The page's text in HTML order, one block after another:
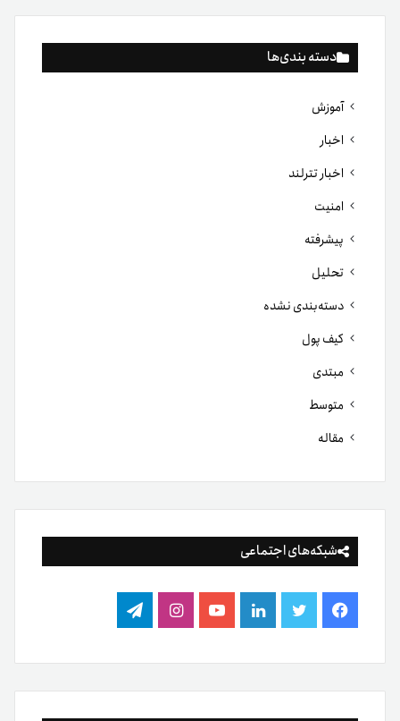
دسته بندی‌ها
آموزش
اخبار
اخبار تترلند
امنیت
پیشرفته
تحلیل
دسته‌بندی نشده
کیف پول
مبتدی
متوسط
مقاله
شبکه‌های اجتماعی
فیس
بوک
توییتر لینکدینیوتیوباینستاگرام
تلگرام